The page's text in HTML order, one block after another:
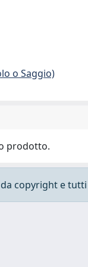
o Saggio)
prodotto.
copyright e